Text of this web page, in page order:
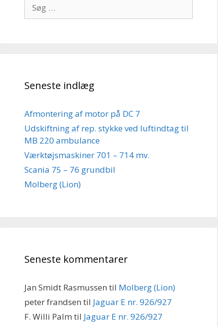
efter:
Seneste indlæg
Afmontering af motor på DC 7
Udskiftning af rep. stykke ved luftindtag til
MB 220 ambulance
Værktøjsmaskiner 701 – 714 mv.
Scania 75 – 76 grundbil
Molberg (Lion)
Seneste kommentarer
Jan Smidt Rasmussen til Molberg (Lion)
peter frandsen til Jaguar E nr. 926/927
F. Willi Palm til Jaguar E nr. 926/927